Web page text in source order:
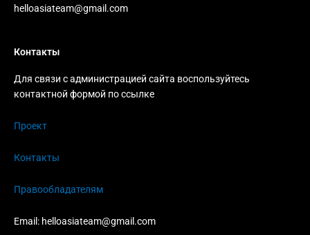
helloasiateam@gmail.com
Контакты
Для связи с администрацией сайта воспользуйтесь
контактной формой по ссылке
Проект
Контакты
Правообладателям
Email: helloasiateam@gmail.com